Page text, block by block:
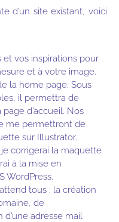
d’un site existant, voici
et vos inspirations pour
et à votre image.
la home page. Sous
il permettra de
d’accueil. Nos
me permettront de
sur Illustrator.
corrigerai la maquette
à la mise en
WordPress.
tous : la création
de
d’une adresse mail